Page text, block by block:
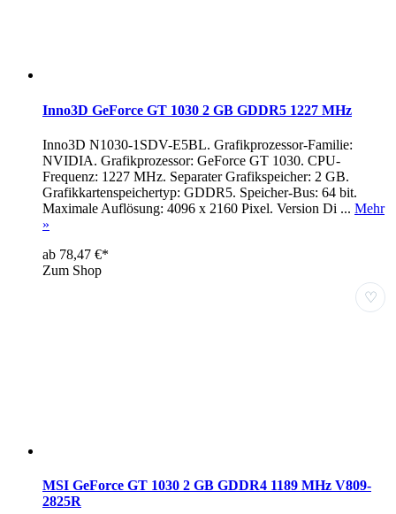
Inno3D GeForce GT 1030 2 GB GDDR5 1227 MHz
Inno3D N1030-1SDV-E5BL. Grafikprozessor-Familie:
NVIDIA. Grafikprozessor: GeForce GT 1030. CPU-
Frequenz: 1227 MHz. Separater Grafikspeicher: 2 GB.
Grafikkartenspeichertyp: GDDR5. Speicher-Bus: 64 bit.
Maximale Auflösung: 4096 x 2160 Pixel. Version Di ... Mehr
»
ab 78,47 €*
Zum Shop
♡
MSI GeForce GT 1030 2 GB GDDR4 1189 MHz V809-
2825R